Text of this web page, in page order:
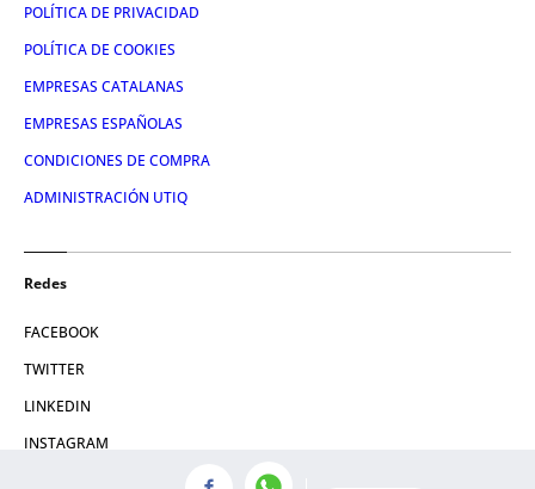
POLÍTICA DE PRIVACIDAD
POLÍTICA DE COOKIES
EMPRESAS CATALANAS
EMPRESAS ESPAÑOLAS
CONDICIONES DE COMPRA
ADMINISTRACIÓN UTIQ
Redes
FACEBOOK
TWITTER
LINKEDIN
INSTAGRAM